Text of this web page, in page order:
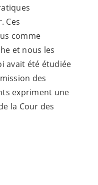
Ces
comme
et nous les
avait été étudiée
des
expriment une
la Cour des